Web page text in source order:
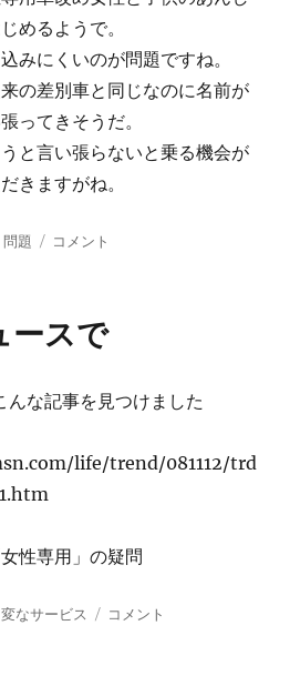
めるようで。
みにくいのが問題ですね。
の差別車と同じなのに名前が
ってきそうだ。
と言い張らないと乗る機会が
きますがね。
問題
ま
目
コメント
ースで
な記事を見つけました
life/trend/081112/trd
性専用」の疑問
変なサービス
MSN
コメント